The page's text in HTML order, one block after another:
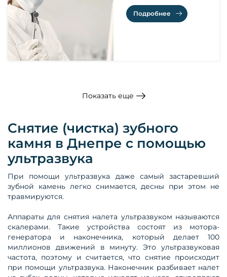
Подробнее
Показать еще
Снятие (чистка) зубного
камня в Днепре с помощью
ультразвука
При помощи ультразвука даже самый застаревший
зубной камень легко снимается, десны при этом не
травмируются.
Аппараты для снятия налета ультразвуком называются
скалерами. Такие устройства состоят из мотора-
генератора и наконечника, который делает 100
миллионов движений в минуту. Это ультразвуковая
частота, поэтому и считается, что снятие происходит
при помощи ультразвука. Наконечник разбивает налет